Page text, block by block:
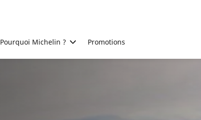
Pourquoi Michelin ? Promotions